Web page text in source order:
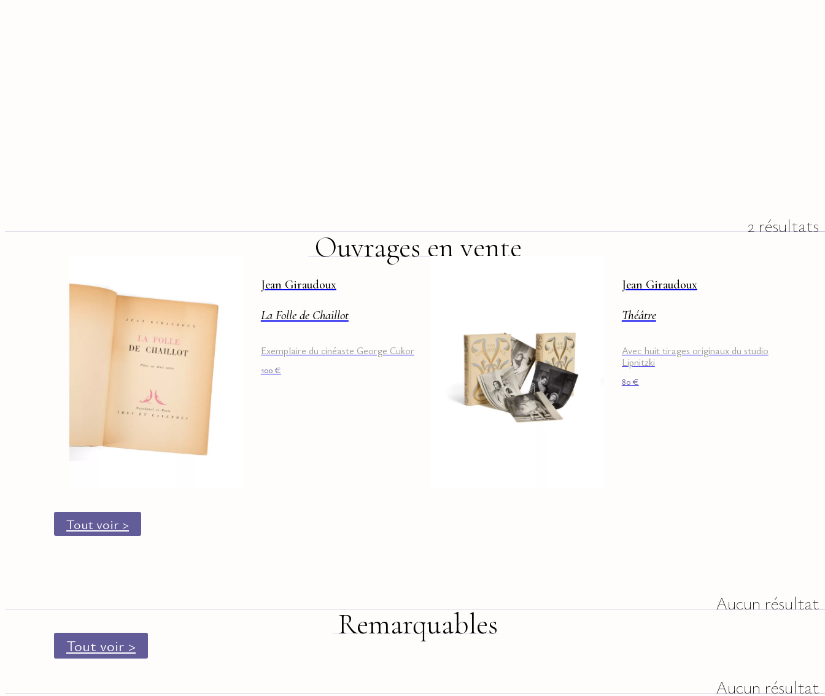
Ouvrages en vente
2 résultats
Jean Giraudoux
La Folle de Chaillot
Exemplaire du cinéaste George Cukor
100€
Jean Giraudoux
Théâtre
Avec huit tirages originaux du studio
Lipnitzki
80€
Tout voir >
Remarquables
Aucun résultat
Tout voir >
Aucun résultat